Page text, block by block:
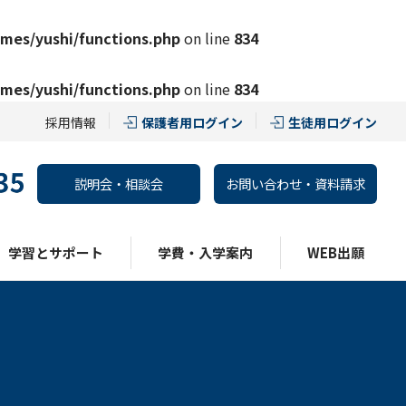
yushi/functions.phpon line 834
yushi/functions.phpon line 834
採用情報 保護者用ログイン 生徒用ログイン
説明会・相談会 お問い合わせ・資料請求
学習とサポート 学費・入学案内 WEB出願